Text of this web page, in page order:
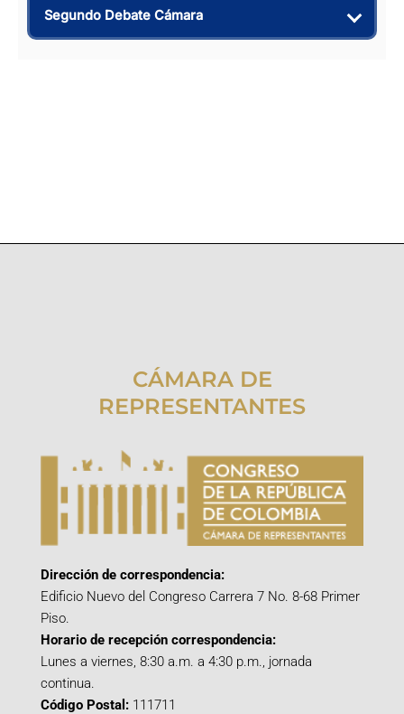
Segundo Debate Cámara
CÁMARA DE
REPRESENTANTES
Dirección de correspondencia:
Edificio Nuevo del Congreso Carrera 7 No. 8-68 Primer
Piso.
Horario de recepción correspondencia:
Lunes a viernes, 8:30 a.m. a 4:30 p.m., jornada
continua.
Código Postal: 111711